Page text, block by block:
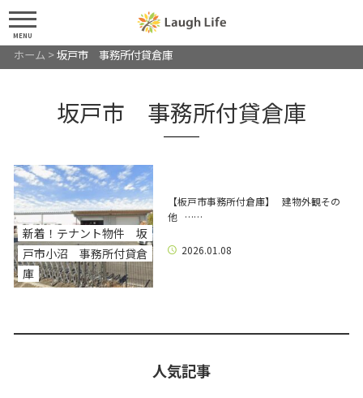
MENU
ホーム >坂戸市 事務所付貸倉庫
坂戸市 事務所付貸倉庫
新着！テナント物件 坂
戸市小沼 事務所付貸倉
庫
【板戸市事務所付倉庫】 建物外観その
他 ……
2026.01.08
人気記事